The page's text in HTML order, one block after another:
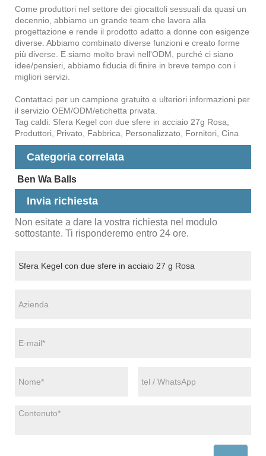
Come produttori nel settore dei giocattoli sessuali da quasi un
decennio, abbiamo un grande team che lavora alla
progettazione e rende il prodotto adatto a donne con esigenze
diverse. Abbiamo combinato diverse funzioni e creato forme
più diverse. E siamo molto bravi nell'ODM, purché ci siano
idee/pensieri, abbiamo fiducia di finire in breve tempo con i
migliori servizi.
Contattaci per un campione gratuito e ulteriori informazioni per
il servizio OEM/ODM/etichetta privata.
Tag caldi: Sfera Kegel con due sfere in acciaio 27g Rosa,
Produttori, Privato, Fabbrica, Personalizzato, Fornitori, Cina
Categoria correlata
Ben Wa Balls
Invia richiesta
Non esitate a dare la vostra richiesta nel modulo
sottostante. Ti risponderemo entro 24 ore.